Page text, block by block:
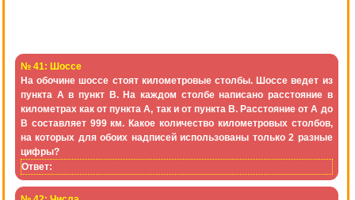
№ 41: Шоссе
На обочине шоссе стоят километровые столбы. Шоссе ведет из
пункта A в пункт В. На каждом столбе написано расстояние в
километрах как от пункта А, так и от пункта В. Расстояние от A до
В составляет 999 км. Какое количество километровых столбов,
на которых для обоих надписей использованы только 2 разные
цифры?
Ответ: